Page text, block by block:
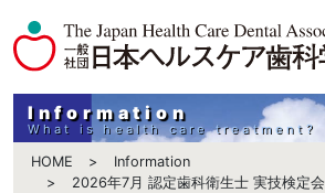
Information
What is health care treatment?
HOME
Information
2026年7月 認定歯科衛生士 実技検定会